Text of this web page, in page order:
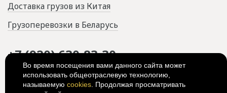
Доставка грузов из Китая
Грузоперевозки в Беларусь
+7 (920) 630-83-30
Россия, г. Рязань, ул. Дзержинского,
Во время посещения вами данного сайта может
использовать общеотраслевую технологию,
называемую cookies . Продолжая просматривать